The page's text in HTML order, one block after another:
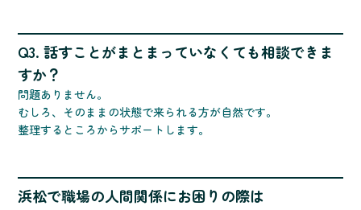
Q3. 話すことがまとまっていなくても相談できま
すか？
問題ありません。
むしろ、そのままの状態で来られる方が自然です。
整理するところからサポートします。
浜松で職場の人間関係にお困りの際は